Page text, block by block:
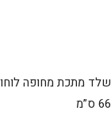
66 ס”מ